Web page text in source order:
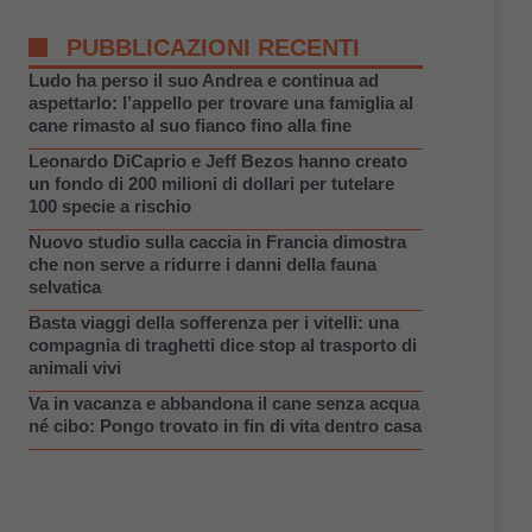
PUBBLICAZIONI RECENTI
Ludo ha perso il suo Andrea e continua ad
aspettarlo: l’appello per trovare una famiglia al
cane rimasto al suo fianco fino alla fine
Leonardo DiCaprio e Jeff Bezos hanno creato
un fondo di 200 milioni di dollari per tutelare
100 specie a rischio
Nuovo studio sulla caccia in Francia dimostra
che non serve a ridurre i danni della fauna
selvatica
Basta viaggi della sofferenza per i vitelli: una
compagnia di traghetti dice stop al trasporto di
animali vivi
Va in vacanza e abbandona il cane senza acqua
né cibo: Pongo trovato in fin di vita dentro casa